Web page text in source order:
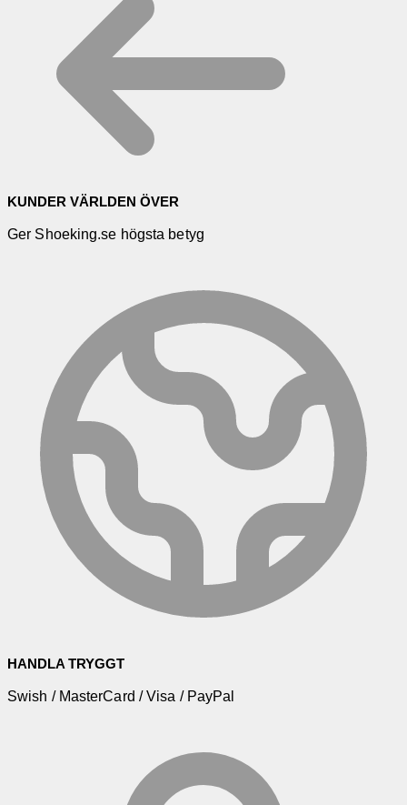
KUNDER VÄRLDEN ÖVER
Ger Shoeking.se högsta betyg
HANDLA TRYGGT
Swish / MasterCard / Visa / PayPal